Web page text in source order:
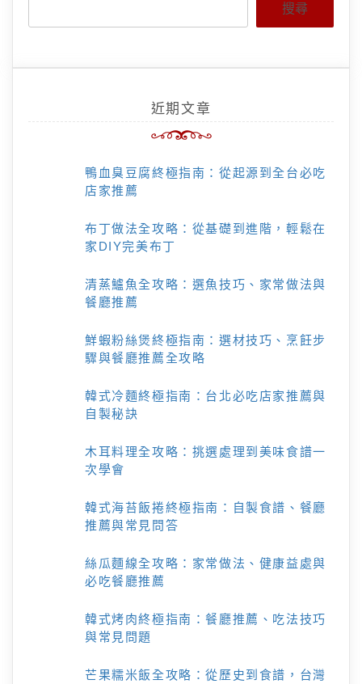
搜尋
近期文章
鴨血臭豆腐終極指南：從起源到全台必吃
店家推薦
布丁做法全攻略：從基礎到進階，輕鬆在
家DIY完美布丁
清蒸鱸魚全攻略：選魚技巧、家常做法與
餐廳推薦
鮮蝦粉絲煲終極指南：選材技巧、烹飪步
驟與餐廳推薦全攻略
韓式冷麵終極指南：台北必吃店家推薦與
自製秘訣
木耳料理全攻略：挑選處理到美味食譜一
次學會
韓式海苔飯捲終極指南：自製食譜、餐廳
推薦與常見問答
絲瓜麵線全攻略：家常做法、健康益處與
必吃餐廳推薦
韓式烤肉終極指南：餐廳推薦、吃法技巧
與常見問題
芒果糯米飯全攻略：從歷史到食譜，台灣